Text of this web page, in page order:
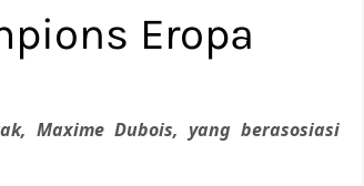
Eropa
Maxime Dubois, yang berasosiasi